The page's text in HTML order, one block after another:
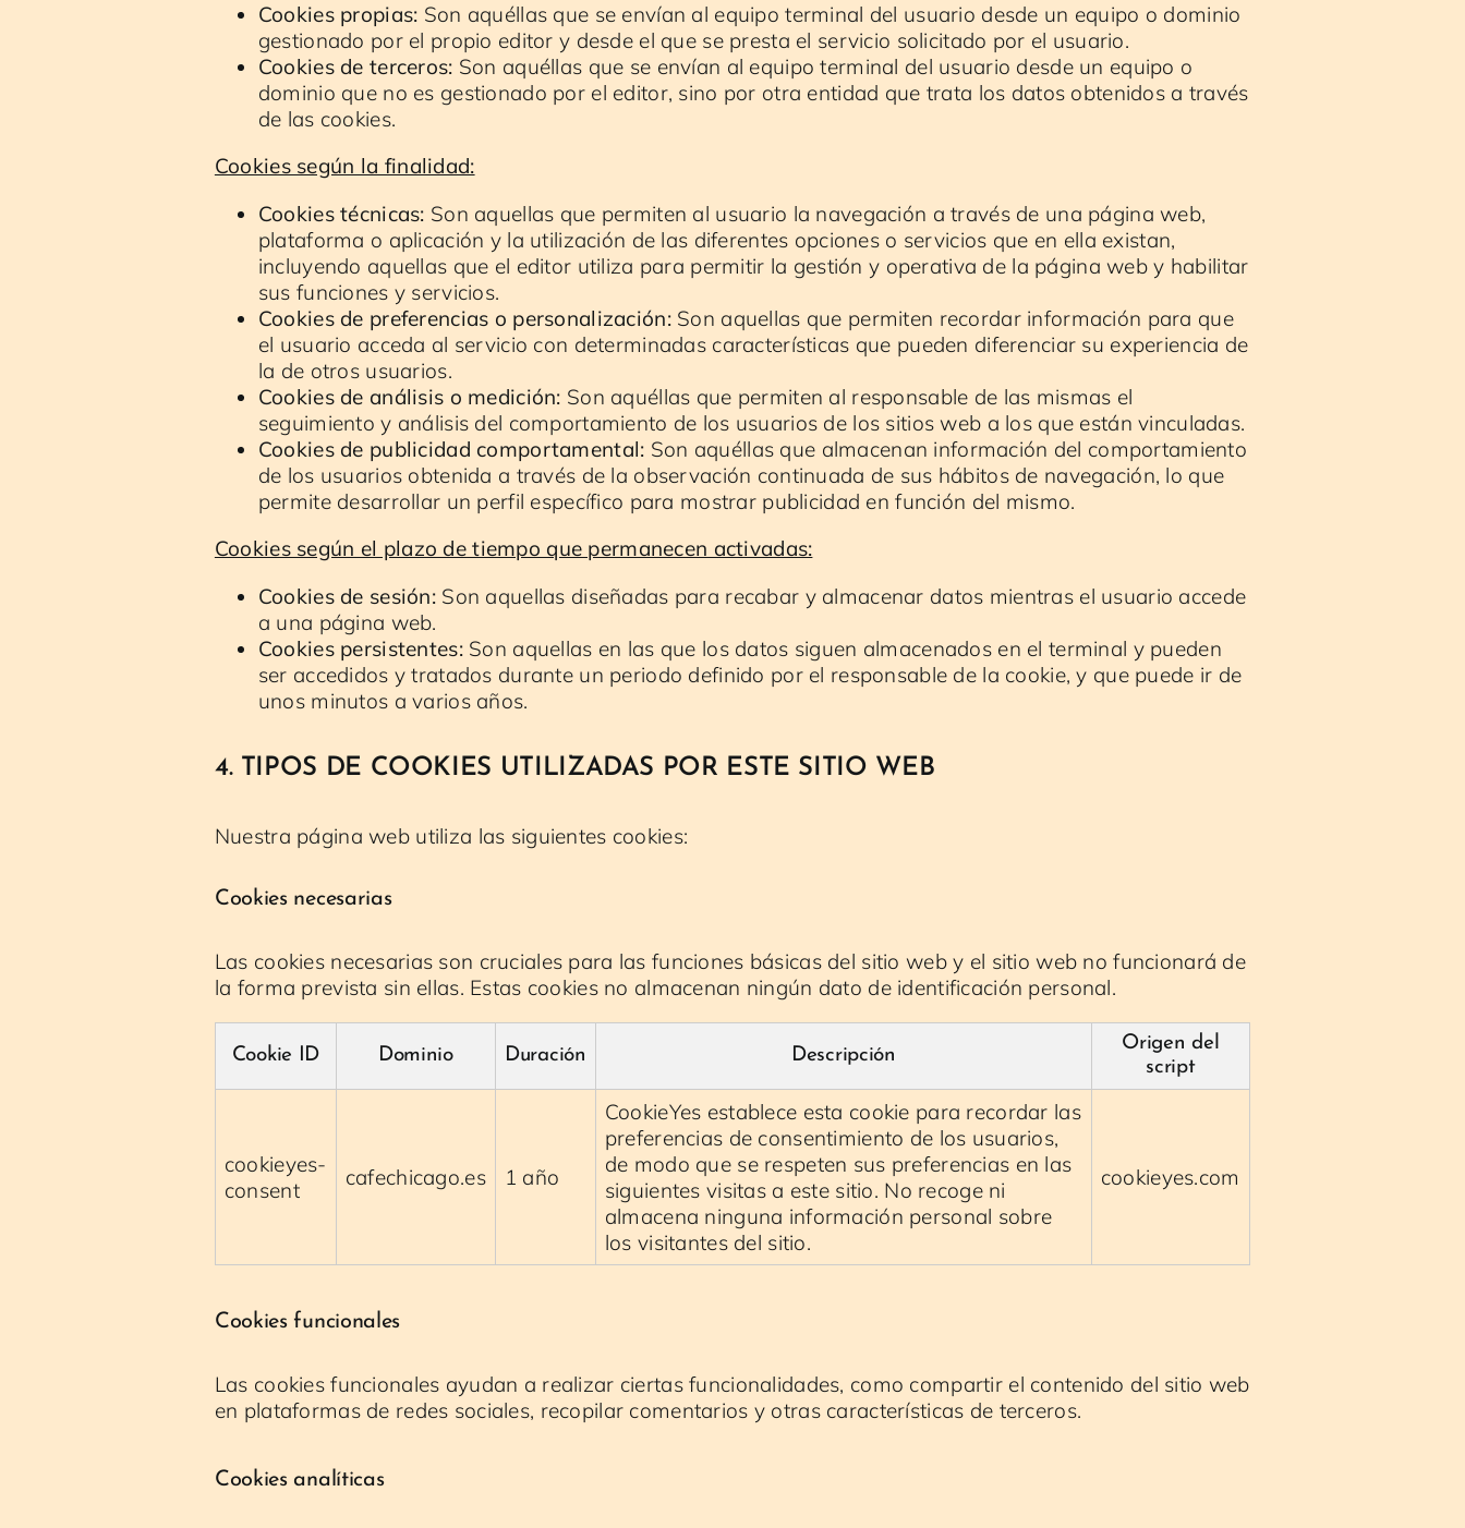
Cookies propias: Son aquéllas que se envían al equipo terminal del usuario desde un equipo o dominio
gestionado por el propio editor y desde el que se presta el servicio solicitado por el usuario.
Cookies de terceros: Son aquéllas que se envían al equipo terminal del usuario desde un equipo o
dominio que no es gestionado por el editor, sino por otra entidad que trata los datos obtenidos a través
de las cookies.
Cookies según la finalidad:
Cookies técnicas: Son aquellas que permiten al usuario la navegación a través de una página web,
plataforma o aplicación y la utilización de las diferentes opciones o servicios que en ella existan,
incluyendo aquellas que el editor utiliza para permitir la gestión y operativa de la página web y habilitar
sus funciones y servicios.
Cookies de preferencias o personalización:Son aquellas que permiten recordar información para que
el usuario acceda al servicio con determinadas características que pueden diferenciar su experiencia de
la de otros usuarios.
Cookies de análisis o medición: Son aquéllas que permiten al responsable de las mismas el
seguimiento y análisis del comportamiento de los usuarios de los sitios web a los que están vinculadas.
Cookies de publicidad comportamental: Son aquéllas que almacenan información del comportamiento
de los usuarios obtenida a través de la observación continuada de sus hábitos de navegación, lo que
permite desarrollar un perfil específico para mostrar publicidad en función del mismo.
Cookies según el plazo de tiempo que permanecen activadas:
Cookies de sesión: Son aquellas diseñadas para recabar y almacenar datos mientras el usuario accede
a una página web.
Cookies persistentes:Son aquellas en las que los datos siguen almacenados en el terminal y pueden
ser accedidos y tratados durante un periodo definido por el responsable de la cookie, y que puede ir de
unos minutos a varios años.
4. TIPOS DE COOKIES UTILIZADAS POR ESTE SITIO WEB
Nuestra página web utiliza las siguientes cookies:
Cookies necesarias
Las cookies necesarias son cruciales para las funciones básicas del sitio web y el sitio web no funcionará de
la forma prevista sin ellas. Estas cookies no almacenan ningún dato de identificación personal.
Cookie ID Dominio Duración Descripción
Origen del
script
cookieyes-
consent
cafechicago.es 1 año
CookieYes establece esta cookie para recordar las
preferencias de consentimiento de los usuarios,
de modo que se respeten sus preferencias en las
siguientes visitas a este sitio. No recoge ni
almacena ninguna información personal sobre
los visitantes del sitio.
cookieyes.com
Cookies funcionales
Las cookies funcionales ayudan a realizar ciertas funcionalidades, como compartir el contenido del sitio web
en plataformas de redes sociales, recopilar comentarios y otras características de terceros.
Cookies analíticas